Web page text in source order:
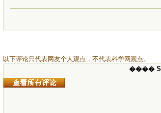
以下评论只代表网友个人观点，不代表科学网观点。
����